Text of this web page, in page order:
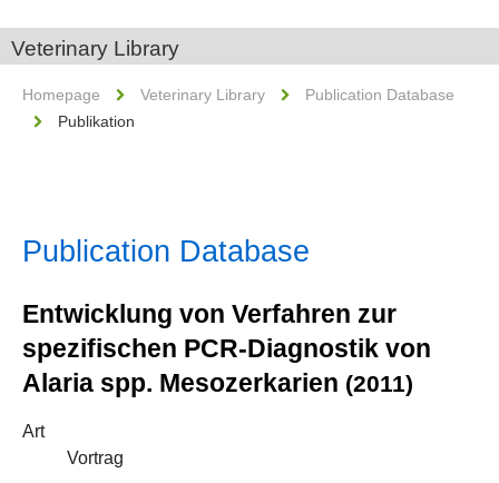
Veterinary Library
Homepage Veterinary Library
Publication Database
Publikation
Publication Database
Entwicklung von Verfahren zur
spezifischen PCR-Diagnostik von
Alaria spp. Mesozerkarien (2011)
Art
Vortrag